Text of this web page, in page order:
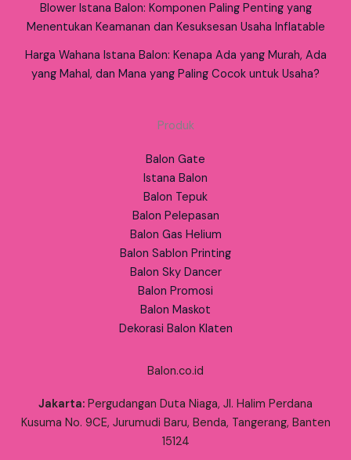
Blower Istana Balon: Komponen Paling Penting yang
Menentukan Keamanan dan Kesuksesan Usaha Inflatable
Harga Wahana Istana Balon: Kenapa Ada yang Murah, Ada
yang Mahal, dan Mana yang Paling Cocok untuk Usaha?
Produk
Balon Gate
Istana Balon
Balon Tepuk
Balon Pelepasan
Balon Gas Helium
Balon Sablon Printing
Balon Sky Dancer
Balon Promosi
Balon Maskot
Dekorasi Balon Klaten
Balon.co.id
Jakarta: Pergudangan Duta Niaga, Jl. Halim Perdana
Kusuma No. 9CE, Jurumudi Baru, Benda, Tangerang, Banten
15124